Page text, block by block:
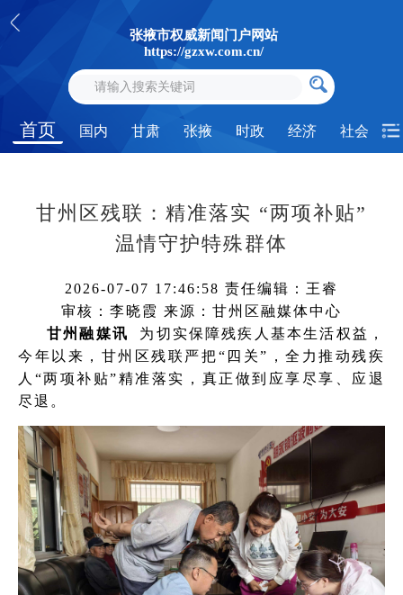
张掖市权威新闻门户网站
https://gzxw.com.cn/
首页 国内 甘肃 张掖 时政 经济 社会
甘州区残联：精准落实 “两项补贴”
温情守护特殊群体
2026-07-07 17:46:58 责任编辑：王睿
审核：李晓霞 来源：甘州区融媒体中心
甘州融媒讯
为切实保障残疾人基本生活权益，
今年以来，甘州区残联严把“四关”，全力推动残疾
人“两项补贴”精准落实，真正做到应享尽享、应退
尽退。